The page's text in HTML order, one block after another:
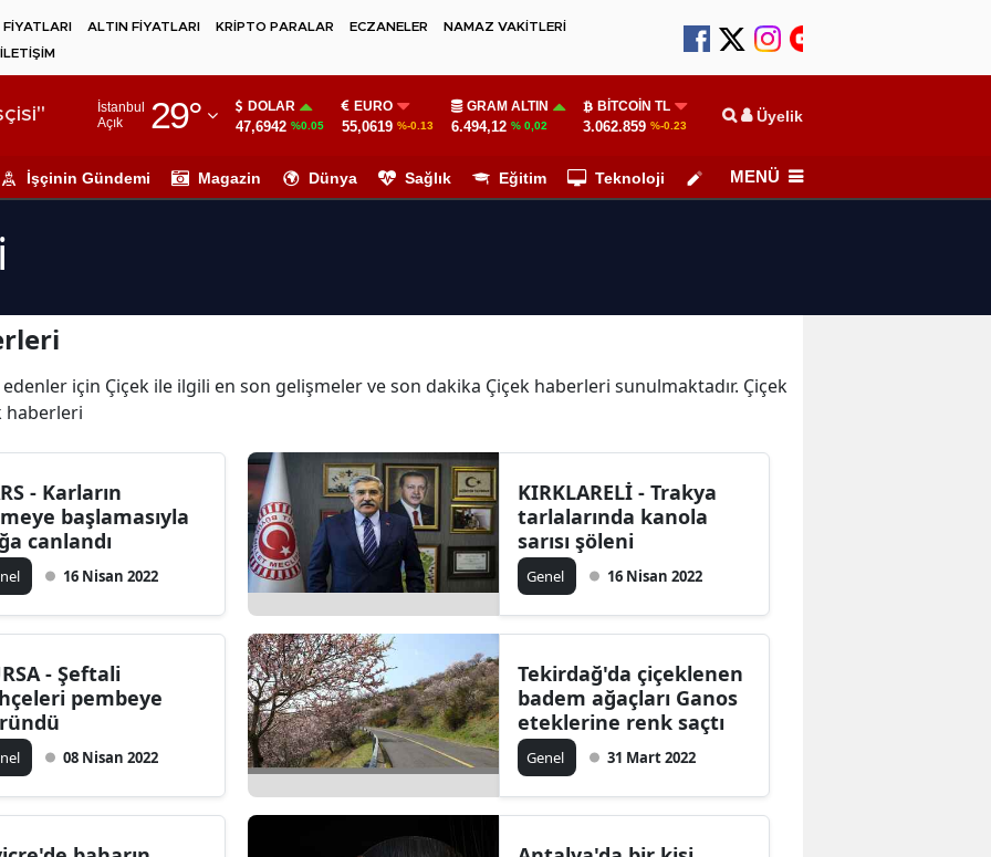
ALTIN FİYATLARI KRİPTO PARALAR ECZANELER
NAMAZ VAKİTLERİ
İLETİŞİM
İstanbul
Açık
29°
Adıyaman
Ağrı
Artvin
Bilecik
Bitlis
Burdur
Çanakkale
DOLAR
47,6942 %0.05
EURO
55,0619 %-0.13
GRAM ALTIN
6.494,12 % 0,02
BITCOIN TL
3.062.859 %-0.23 Üyelik
İşçinin Gündemi Magazin Dünya Sağlık Eğitim Teknoloji Köşe Yazarları
MENÜ
için Çiçek ile ilgili en son gelişmeler ve son dakika Çiçek haberleri sunulmaktadır. Çiçek
haberleri
- Karların
başlamasıyla
canlandı
16 Nisan 2022
KIRKLARELİ - Trakya
tarlalarında kanola
sarısı şöleni
Genel 16 Nisan 2022
- Şeftali
pembeye
08 Nisan 2022
Tekirdağ'da çiçeklenen
badem ağaçları Ganos
eteklerine renk saçtı
Genel 31 Mart 2022